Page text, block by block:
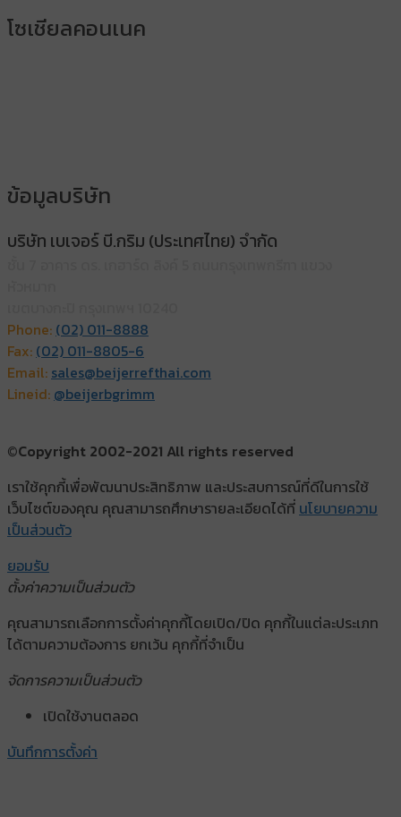
โซเชียลคอนเนค
ข้อมูลบริษัท
บริษัท เบเจอร์ บี.กริม (ประเทศไทย) จำกัด
Phone: (02) 011-8888
Fax: (02) 011-8805-6
Email: sales@beijerrefthai.com
Lineid: @beijerbgrimm
©Copyright 2002-2021 All rights reserved
เราใช้คุกกี้เพื่อพัฒนาประสิทธิภาพ และประสบการณ์ที่ดีในการใช้
เว็บไซต์ของคุณ คุณสามารถศึกษารายละเอียดได้ที่ นโยบายความ
เป็นส่วนตัว
ยอมรับ
ตั้งค่าความเป็นส่วนตัว
คุณสามารถเลือกการตั้งค่าคุกกี้โดยเปิด/ปิด คุกกี้ในแต่ละประเภท
ได้ตามความต้องการ ยกเว้น คุกกี้ที่จำเป็น
จัดการความเป็นส่วนตัว
เปิดใช้งานตลอด
บันทึกการตั้งค่า